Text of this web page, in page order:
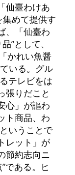
仙臺わけあ
集めて提供す
、「仙臺わ
”として、
かれい魚醤
いる。グル
テレビをは
張りだこと
心」が謳わ
ト商品、わ
いうことで
レット」が
節約志向ニ
である。ヒ